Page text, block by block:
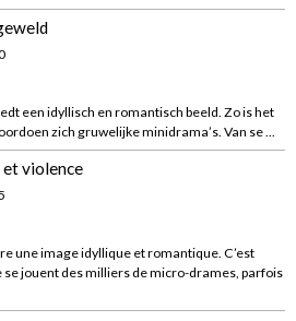
een idyllisch en romantisch beeld. Zo is het
zich gruwelijke minidrama’s. Van se ...
et violence
une image idyllique et romantique. C’est
jouent des milliers de micro-drames, parfois